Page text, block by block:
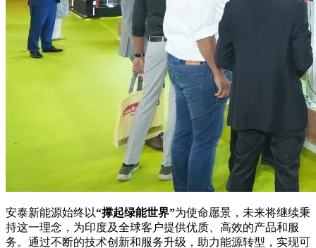
安泰新能源始终以“撑起绿能世界”为使命愿景，未来将继续秉
持这一理念，为印度及全球客户提供优质、高效的产品和服
务。通过不断的技术创新和服务升级，助力能源转型，实现可